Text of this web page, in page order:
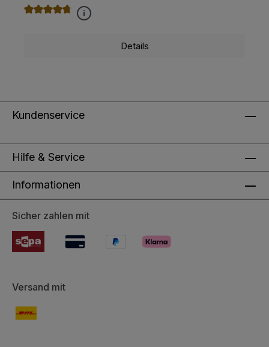
Durchschnittliche Bewertung von 4.8 von 5 Sternen
Details
Kundenservice
Hilfe & Service
Informationen
Sicher zahlen mit
Versand mit